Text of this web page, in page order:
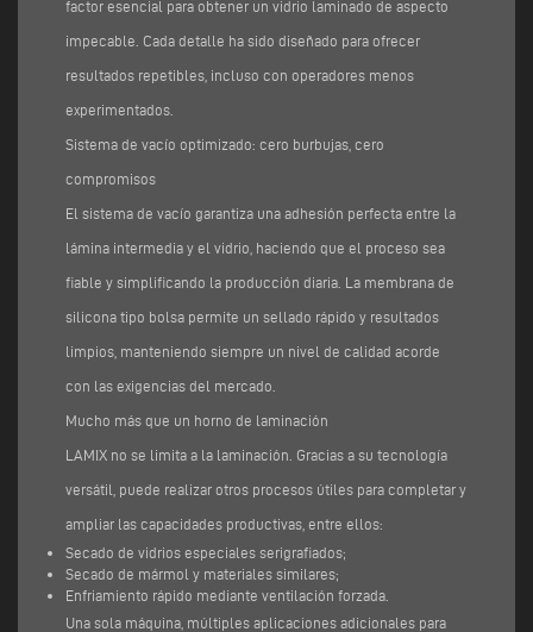
factor esencial para obtener un vidrio laminado de aspecto
impecable. Cada detalle ha sido diseñado para ofrecer
resultados repetibles, incluso con operadores menos
experimentados.
Sistema de vacío optimizado: cero burbujas, cero
compromisos
El sistema de vacío garantiza una adhesión perfecta entre la
lámina intermedia y el vidrio, haciendo que el proceso sea
fiable y simplificando la producción diaria. La membrana de
silicona tipo bolsa permite un sellado rápido y resultados
limpios, manteniendo siempre un nivel de calidad acorde
con las exigencias del mercado.
Mucho más que un horno de laminación
LAMIX no se limita a la laminación. Gracias a su tecnología
versátil, puede realizar otros procesos útiles para completar y
ampliar las capacidades productivas, entre ellos:
Secado de vidrios especiales serigrafiados;
Secado de mármol y materiales similares;
Enfriamiento rápido mediante ventilación forzada.
Una sola máquina, múltiples aplicaciones adicionales para